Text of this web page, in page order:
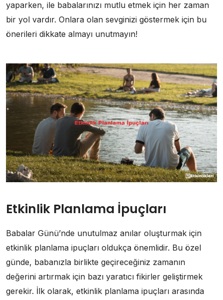
yaparken, ile babalarınızı mutlu etmek için her zaman
bir yol vardır. Onlara olan sevginizi göstermek için bu
önerileri dikkate almayı unutmayın!
Etkinlik Planlama İpuçları
Babalar Günü’nde unutulmaz anılar oluşturmak için
etkinlik planlama ipuçları oldukça önemlidir. Bu özel
günde, babanızla birlikte geçireceğiniz zamanın
değerini artırmak için bazı yaratıcı fikirler geliştirmek
gerekir. İlk olarak, etkinlik planlama ipuçları arasında